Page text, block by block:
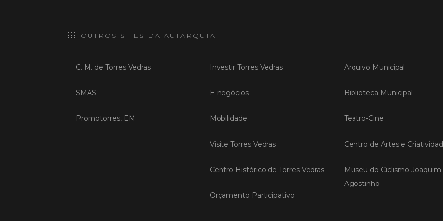
uma
com o
OUTROS SITES DA AUTARQUIA
C. M. de Torres Vedras
SMAS
Promotorres, EM
Investir Torres Vedras
E-negócios
Mobilidade
Visite Torres Vedras
Centro Histórico de Torres Vedras
Orçamento Participativo
Arquivo Municipal
Biblioteca Municipal
Teatro-Cine
Centro de Artes e
Museu do Ciclismo Joaquim
Agostinho